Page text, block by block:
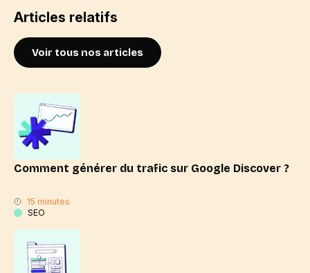
Articles relatifs
Voir tous nos articles
Comment générer du trafic sur Google Discover ?
15 minutes
SEO